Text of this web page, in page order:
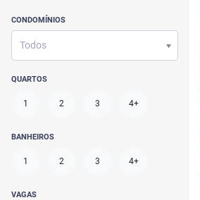
CONDOMÍNIOS
Todos
QUARTOS
1 2 3 4+
BANHEIROS
1 2 3 4+
VAGAS